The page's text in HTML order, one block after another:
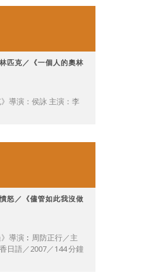
匹克／《一個人的奧林
導演：侯詠 主演：李
怒／《儘管如此我沒做
導演︰周防正行／主
日語／2007／144 分鐘